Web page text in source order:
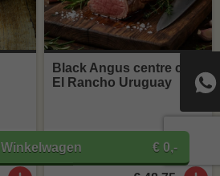
Winkelwagen € 0,-
Black Angus centre cut
El Rancho Uruguay